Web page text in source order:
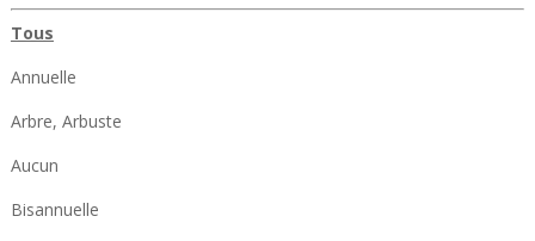
Tous
Annuelle
Arbre, Arbuste
Aucun
Bisannuelle